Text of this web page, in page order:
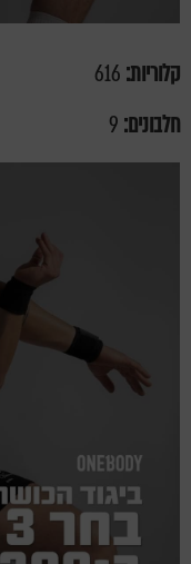
קלוריות:
חלבונים: